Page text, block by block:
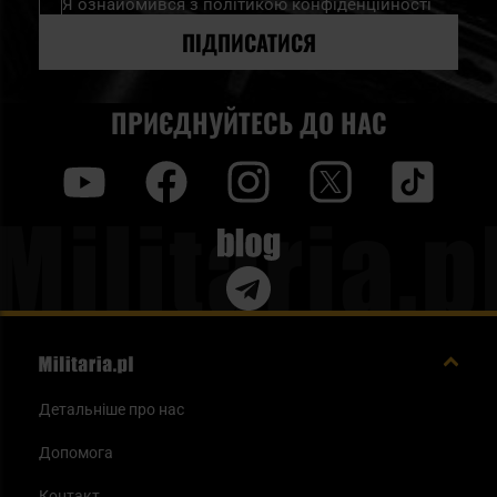
розсилку
Я ознайомився з політикою конфіденційності
ПІДПИСАТИСЯ
ПРИЄДНУЙТЕСЬ ДО НАС
Blog
Детальніше про нас
Допомога